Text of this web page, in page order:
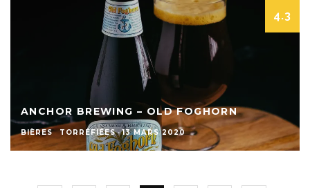
4.3
ANCHOR BREWING – OLD FOGHORN
BIÈRES TORRÉFIÉES · 13 MARS 2020